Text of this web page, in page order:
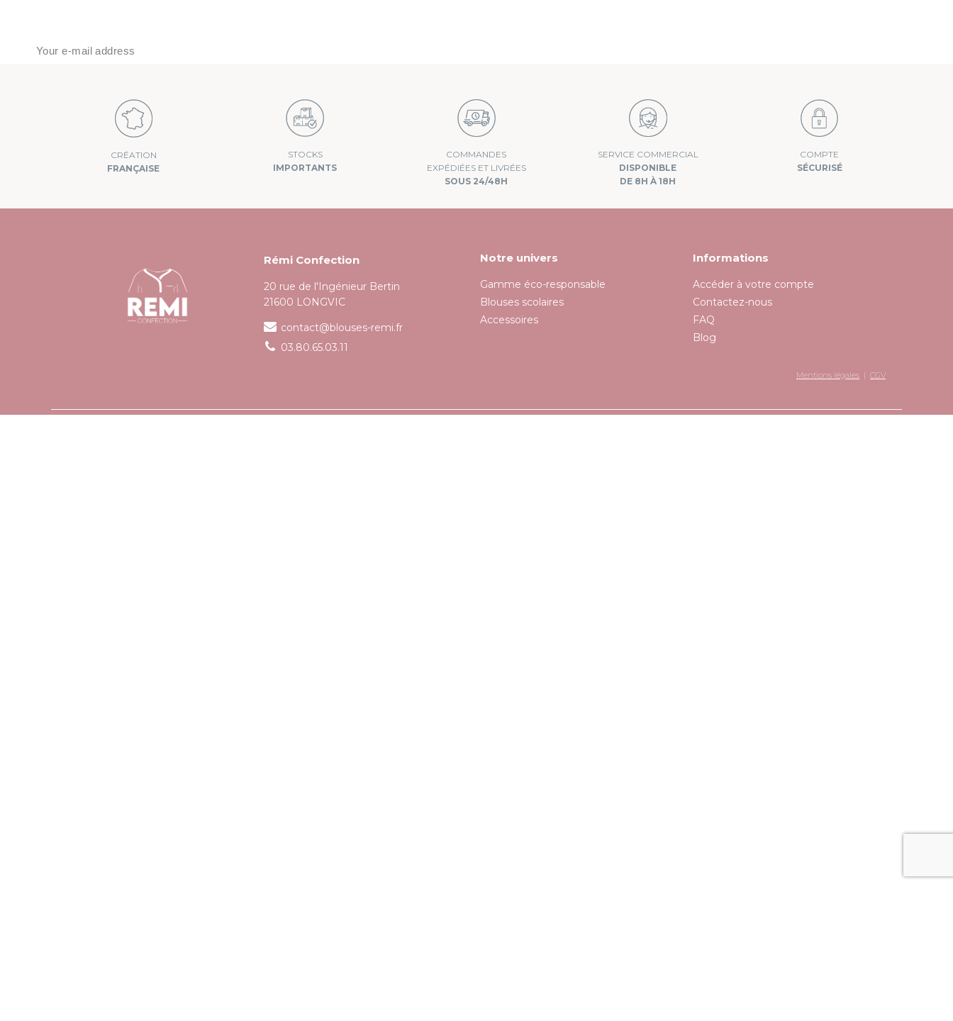
CRÉATION
FRANÇAISE
STOCKS
IMPORTANTS
COMMANDES
EXPÉDIÉES ET LIVRÉES
SOUS 24/48H
SERVICE COMMERCIAL
DISPONIBLE
DE 8H À 18H
COMPTE
SÉCURISÉ
Rémi Confection
20 rue de l'Ingénieur Bertin
21600 LONGVIC
contact@blouses-remi.fr
03.80.65.03.11
Notre univers
Gamme éco-responsable
Blouses scolaires
Accessoires
Informations
Accéder à votre compte
Contactez-nous
FAQ
Blog
Mentions légales | CGV